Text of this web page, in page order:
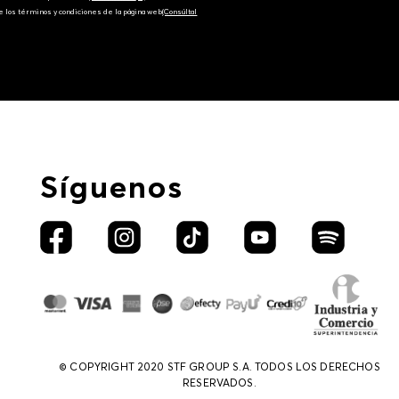
los términos y condiciones de la página web‎(Consúltal
Síguenos
© COPYRIGHT 2020 STF GROUP S.A. TODOS LOS DERECHOS
RESERVADOS.